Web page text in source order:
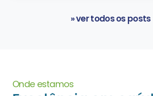
» ver todos os posts
Onde estamos